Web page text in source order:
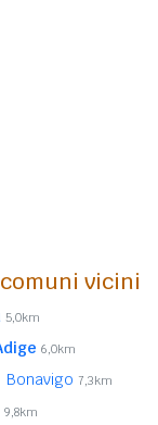
vicini
5,0km
6,0km
Bonavigo 7,3km
9,8km